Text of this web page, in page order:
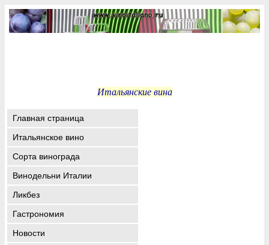
Итальянские вина
Главная страница
Итальянское вино
Сорта винограда
Винодельни Италии
Ликбез
Гастрономия
Новости